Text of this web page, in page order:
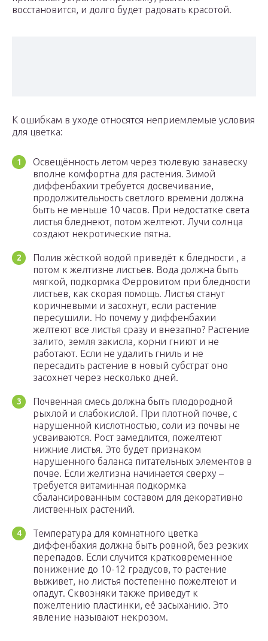
восстановится, и долго будет радовать красотой.
К ошибкам в уходе относятся неприемлемые условия
для цветка:
Освещённость летом через тюлевую занавеску
вполне комфортна для растения. Зимой
диффенбахии требуется досвечивание,
продолжительность светлого времени должна
быть не меньше 10 часов. При недостатке света
листья бледнеют, потом желтеют. Лучи солнца
создают некротические пятна.
Полив жёсткой водой приведёт к бледности , а
потом к желтизне листьев. Вода должна быть
мягкой, подкормка Ферровитом при бледности
листьев, как скорая помощь. Листья станут
коричневыми и засохнут, если растение
пересушили. Но почему у диффенбахии
желтеют все листья сразу и внезапно? Растение
залито, земля закисла, корни гниют и не
работают. Если не удалить гниль и не
пересадить растение в новый субстрат оно
засохнет через несколько дней.
Почвенная смесь должна быть плодородной
рыхлой и слабокислой. При плотной почве, с
нарушенной кислотностью, соли из почвы не
усваиваются. Рост замедлится, пожелтеют
нижние листья. Это будет признаком
нарушенного баланса питательных элементов в
почве. Если желтизна начинается сверху –
требуется витаминная подкормка
сбалансированным составом для декоративно
лиственных растений.
Температура для комнатного цветка
диффенбахия должна быть ровной, без резких
перепадов. Если случится кратковременное
понижение до 10-12 градусов, то растение
выживет, но листья постепенно пожелтеют и
опадут. Сквозняки также приведут к
пожелтению пластинки, её засыханию. Это
явление называют некрозом.